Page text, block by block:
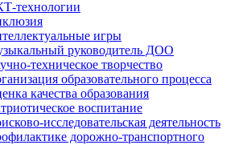
технологии
игры
руководитель ДОО
техническое творчество
образовательного процесса
качества образования
воспитание
исследовательская деятельность
дорожно-транспортного